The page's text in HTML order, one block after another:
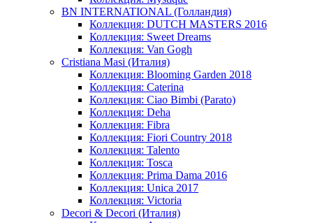
BN INTERNATIONAL (Голландия)
Коллекция: DUTCH MASTERS 2016
Коллекция: Sweet Dreams
Коллекция: Van Gogh
Cristiana Masi (Италия)
Коллекция: Blooming Garden 2018
Коллекция: Caterina
Коллекция: Ciao Bimbi (Parato)
Коллекция: Deha
Коллекция: Fibra
Коллекция: Fiori Country 2018
Коллекция: Talento
Коллекция: Tosca
Коллекция: Prima Dama 2016
Коллекция: Unica 2017
Коллекция: Victoria
Decori & Decori (Италия)